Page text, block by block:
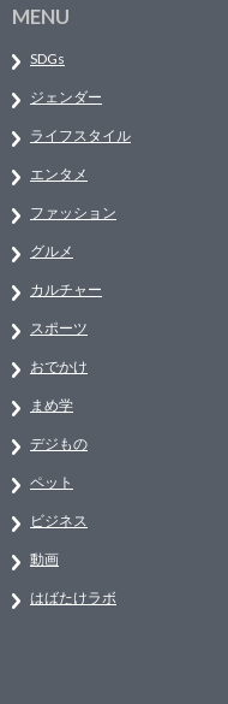
MENU
SDGs
ジェンダー
ライフスタイル
エンタメ
ファッション
グルメ
カルチャー
スポーツ
おでかけ
まめ学
デジもの
ペット
ビジネス
動画
はばたけラボ